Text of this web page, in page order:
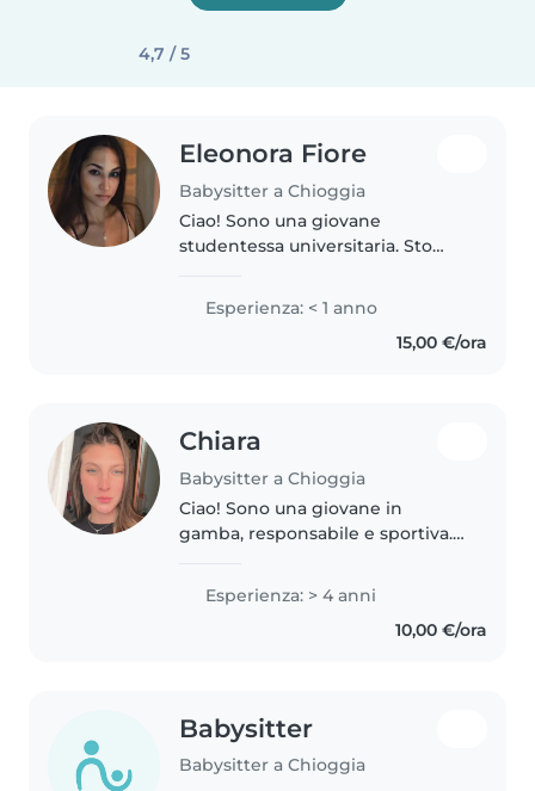
4,7 / 5
Eleonora Fiore
Babysitter a Chioggia
Ciao! Sono una giovane
studentessa universitaria. Sto
in zona durante il mio tempo
libero. Ho molta esperienza con i
bimbi di tutte le età in quanto..
Esperienza: < 1 anno
15,00 €/ora
Chiara
Babysitter a Chioggia
Ciao! Sono una giovane in
gamba, responsabile e sportiva.
Formazione. Adoro leggere, fare
lavoretti e giocare con i bambini.
Esperienza: > 4 anni
10,00 €/ora
Babysitter
Babysitter a Chioggia